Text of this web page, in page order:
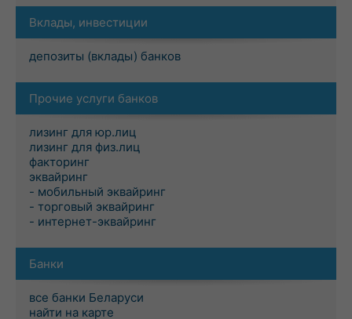
Вклады, инвестиции
депозиты (вклады) банков
Прочие услуги банков
лизинг для юр.лиц
лизинг для физ.лиц
факторинг
эквайринг
- мобильный эквайринг
- торговый эквайринг
- интернет-эквайринг
Банки
все банки Беларуси
найти на карте